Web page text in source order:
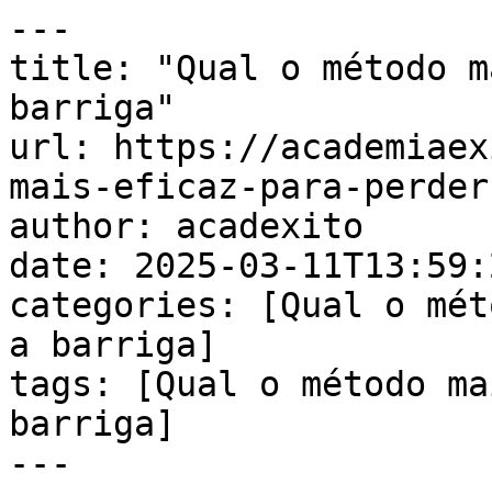
---
title: "Qual o método
barriga"
url: https://
mais-eficaz-para-
author: acadexito
date: 2025-03-
categories: [Qual o
a barriga]
tags: [Qual o método
barriga]
---